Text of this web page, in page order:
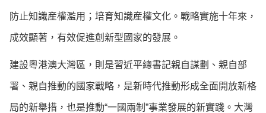
防止知識産權濫用；培育知識産權文化。戰略實施十年來，
成效顯著，有效促進創新型國家的發展。
建設粵港澳大灣區，則是習近平總書記親自謀劃、親自部
署、親自推動的國家戰略，是新時代推動形成全面開放新格
局的新舉措，也是推動“一國兩制”事業發展的新實踐。大灣